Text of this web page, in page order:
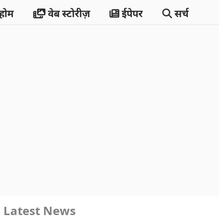
वेब स्टोरीज़ ईपेपर सर्च
Latest News